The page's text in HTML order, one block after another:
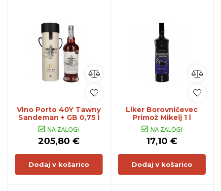
Vino Porto 40Y Tawny
Sandeman + GB 0,75 l
NA ZALOGI
205,80 €
Dodaj v košarico
Liker Borovničevec
Primož Mikelj 1 l
NA ZALOGI
17,10 €
Dodaj v košarico